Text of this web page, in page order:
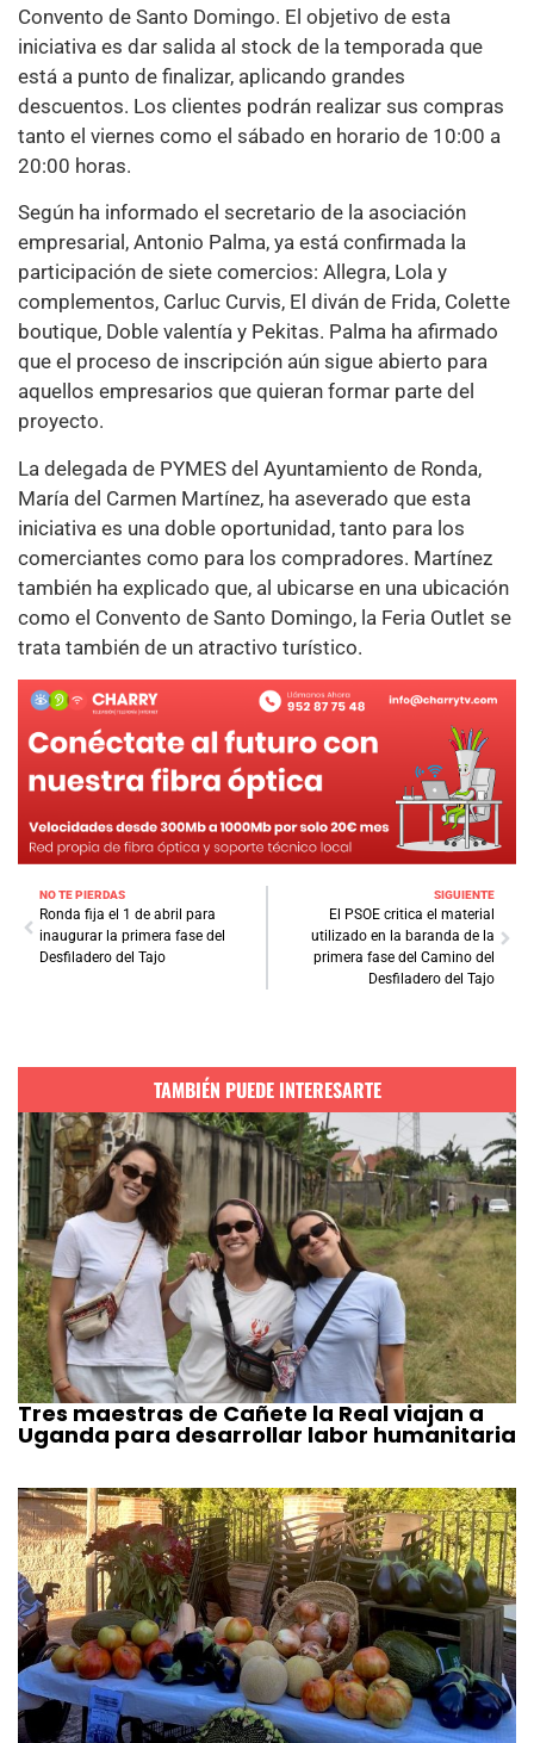
Convento de Santo Domingo. El objetivo de esta
iniciativa es dar salida al stock de la temporada que
está a punto de finalizar, aplicando grandes
descuentos. Los clientes podrán realizar sus compras
tanto el viernes como el sábado en horario de 10:00 a
20:00 horas.
Según ha informado el secretario de la asociación
empresarial, Antonio Palma, ya está confirmada la
participación de siete comercios: Allegra, Lola y
complementos, Carluc Curvis, El diván de Frida, Colette
boutique, Doble valentía y Pekitas. Palma ha afirmado
que el proceso de inscripción aún sigue abierto para
aquellos empresarios que quieran formar parte del
proyecto.
La delegada de PYMES del Ayuntamiento de Ronda,
María del Carmen Martínez, ha aseverado que esta
iniciativa es una doble oportunidad, tanto para los
comerciantes como para los compradores. Martínez
también ha explicado que, al ubicarse en una ubicación
como el Convento de Santo Domingo, la Feria Outlet se
trata también de un atractivo turístico.
NO TE PIERDAS
Ronda fija el 1 de abril para
inaugurar la primera fase del
Desfiladero del Tajo
SIGUIENTE
El PSOE critica el material
utilizado en la baranda de la
primera fase del Camino del
Desfiladero del Tajo
TAMBIÉN PUEDE INTERESARTE
Tres maestras de Cañete la Real viajan a
Uganda para desarrollar labor humanitaria